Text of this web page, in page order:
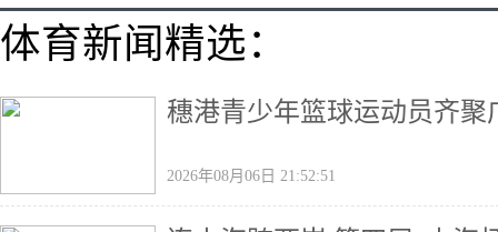
体育新闻精选：
穗港青少年篮球运动员齐聚
2026年08月06日 21:52:51